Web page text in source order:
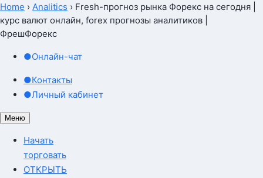
Home › Analitics › Fresh-прогноз рынка Форекс на сегодня |
курс валют онлайн, forex прогнозы аналитиков |
ФрешФорекс
●Онлайн-чат
●Контакты
●Личный кабинет
Меню
Начать
торговать
ОТКРЫТЬ